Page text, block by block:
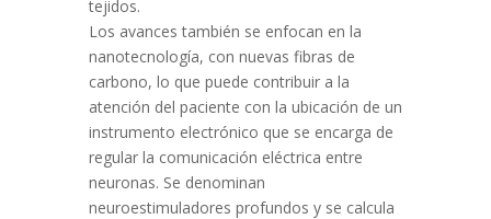
tejidos.
Los avances también se enfocan en la
nanotecnología, con nuevas fibras de
carbono, lo que puede contribuir a la
atención del paciente con la ubicación de un
instrumento electrónico que se encarga de
regular la comunicación eléctrica entre
neuronas. Se denominan
neuroestimuladores profundos y se calcula